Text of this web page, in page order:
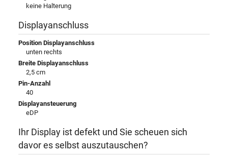
keine Halterung
Displayanschluss
Position Displayanschluss
unten rechts
Breite Displayanschluss
2,5 cm
Pin-Anzahl
40
Displayansteuerung
eDP
Ihr Display ist defekt und Sie scheuen sich
davor es selbst auszutauschen?